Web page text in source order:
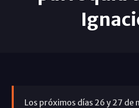
Los próximos días 26 y 27 de